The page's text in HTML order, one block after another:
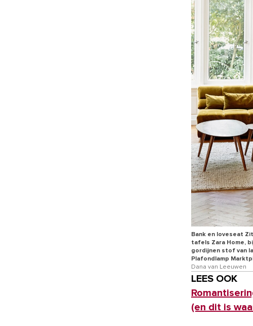
Bank en loveseat
tafels Zara Home,
gordijnen stof van
Plafondlamp
Dana van Leeuwen
LEES OOK
(en dit is